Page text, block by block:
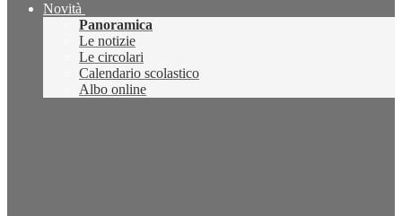
Novità
Panoramica
Le notizie
Le circolari
Calendario scolastico
Albo online